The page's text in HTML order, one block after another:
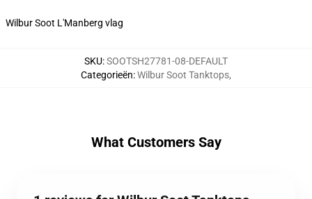
Wilbur Soot L'Manberg vlag
SKU:SOOTSH27781-08-DEFAULT
Categorieën:Wilbur Soot Tanktops,
What Customers Say